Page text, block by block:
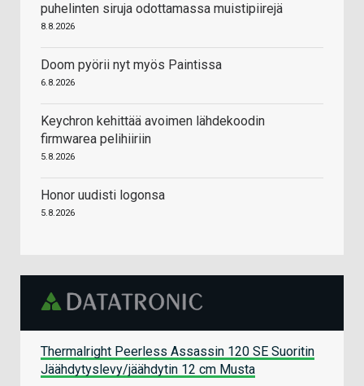
puhelinten siruja odottamassa muistipiirejä
8.8.2026
Doom pyörii nyt myös Paintissa
6.8.2026
Keychron kehittää avoimen lähdekoodin
firmwarea pelihiiriin
5.8.2026
Honor uudisti logonsa
5.8.2026
Thermalright Peerless Assassin 120 SE Suoritin
Jäähdytyslevy/jäähdytin 12 cm Musta